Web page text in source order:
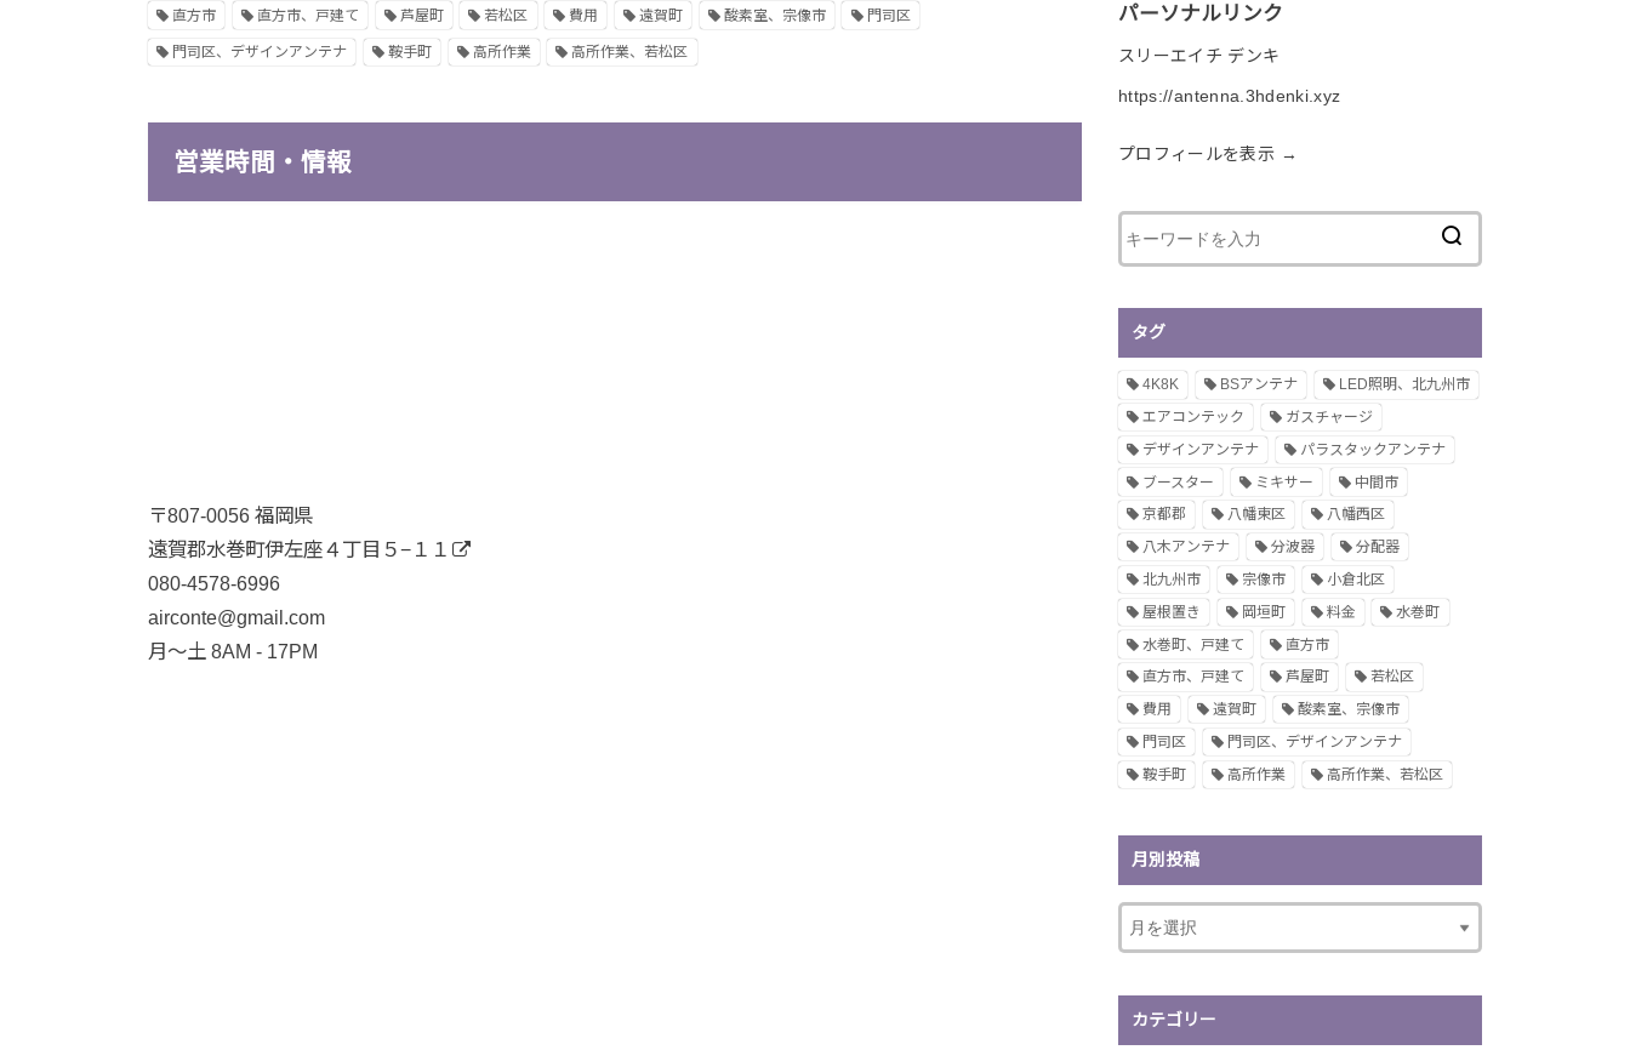
直方市 直方市、戸建て 芦屋町 若松区 費用 遠賀町 酸素室、宗像市 門司区
門司区、デザインアンテナ 鞍手町 高所作業 高所作業、若松区
営業時間・情報
〒807-0056 福岡県
遠賀郡水巻町伊左座４丁目５−１１
080-4578-6996
airconte@gmail.com
月〜土 8AM - 17PM
パーソナルリンク
スリーエイチ デンキ
https://antenna.3hdenki.xyz
プロフィールを表示 →
タグ
4K8K BSアンテナ
LED照明、北九州市
エアコンテック
ガスチャージ
デザインアンテナ
パラスタックアンテナ
ブースター
ミキサー
中間市
京都郡
八幡東区
八幡西区
八木アンテナ
分波器
分配器
北九州市
宗像市
小倉北区
屋根置き
岡垣町 料金
水巻町
水巻町、戸建て
直方市
直方市、戸建て
芦屋町
若松区
費用
遠賀町
酸素室、宗像市
門司区
門司区、デザインアンテナ
鞍手町
高所作業 高所作業、若松区
月別投稿
カテゴリー